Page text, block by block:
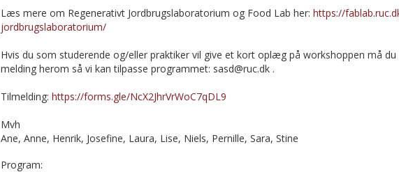
Læs mere om Regenerativt Jordbrugslaboratorium og Food Lab her: https://
jordbrugslaboratorium/
Hvis du som studerende og/eller praktiker vil give et kort oplæg på workshoppen må du
melding herom så vi kan tilpasse programmet: sasd@ruc.dk .
Tilmelding: https://forms.gle/NcX2JhrVrWoC7qDL9
Mvh
Ane, Anne, Henrik, Josefine, Laura, Lise, Niels, Pernille, Sara, Stine
Program: